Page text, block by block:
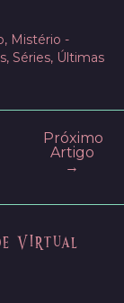
, Mistério -
, Séries, Últimas
Próximo
Artigo
→
Virtual